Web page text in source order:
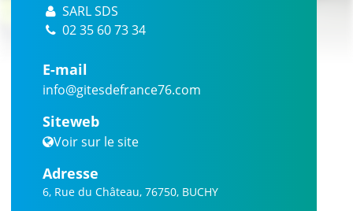
SARL SDS
02 35 60 73 34
E-mail
info@gitesdefrance76.com
Siteweb
Voir sur le site
Adresse
6, Rue du Château, 76750, BUCHY